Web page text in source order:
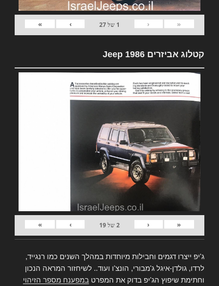
«
‹
1 של27
›
»
קטלוג אביזרים Jeep 1986
«
‹
2של19
›
»
ג'יפ ייצרו דגמים וחבילות מיוחדות במהלך השנים כמו רנגייד,
לרדו, גולדן-איגל ג'מבורי, הונצ'ו ועוד.. לשיחזור המראה הנכון
וחתימת שיפוץ הג'יפ בדוק את המפרט במפענח מספר הזיהוי